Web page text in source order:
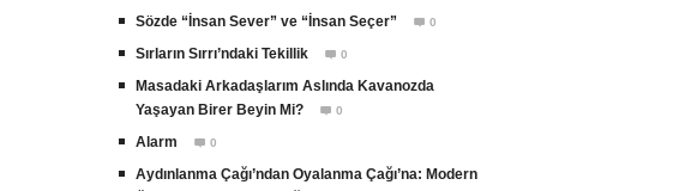
Sözde “İnsan Sever” ve “İnsan Seçer”  0
Sırların Sırrı’ndaki Tekillik  0
Masadaki Arkadaşlarım Aslında Kavanozda
Yaşayan Birer Beyin Mi?
 0
Alarm  0
Aydınlanma Çağı’ndan Oyalanma Çağı’na: Modern